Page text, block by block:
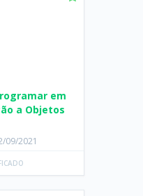
em
a Objetos
09/2021